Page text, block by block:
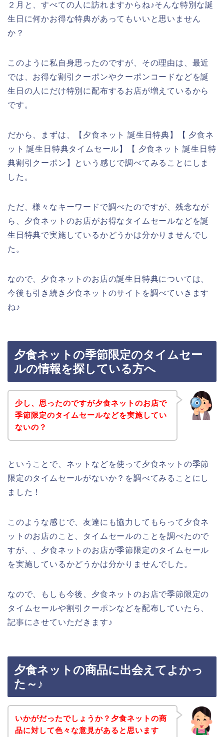
２月と、すべての人に訪れますからね♪そんな特別な誕
生日に何かお得な特典があってもいいと思いません
か？
このように私自身思ったのですが、その理由は、最近
では、お得な割引クーポンやクーポンコードなどを誕
生日の人にだけ特別に配布するお店が増えているから
です。
だから、まずは、【夕食ネット 誕生日特典】【 夕食ネ
ット 誕生日特典タイムセール】【 夕食ネット 誕生日特
典割引クーポン】という感じで調べてみることにしま
した。
ただ、様々なキーワードで調べたのですが、残念なが
ら、夕食ネットのお店がお得なタイムセールなどを誕
生日特典で実施しているかどうかは分かりませんでし
た。
なので、夕食ネットのお店の誕生日特典については、
今後も引き続き夕食ネットのサイトを調べていきます
ね♪
夕食ネットの季節限定のタイムセー
ルの情報を探している方へ
少し、思ったのですが夕食ネットのお店で
季節限定のタイムセールなどを実施してい
ないの？
ということで、ネットなどを使って夕食ネットの季節
限定のタイムセールがないか？を調べてみることにし
ました！
このような感じで、友達にも協力してもらって夕食ネ
ットのお店のこと、タイムセールのことを調べたので
すが、、夕食ネットのお店が季節限定のタイムセール
を実施しているかどうかは分かりませんでした。
なので、もしも今後、夕食ネットのお店で季節限定の
タイムセールや割引クーポンなどを配布していたら、
記事にさせていただきます♪
夕食ネットの商品に出会えてよかっ
た～♪
いかがだったでしょうか？夕食ネットの商
品に対して色々な意見があると思います